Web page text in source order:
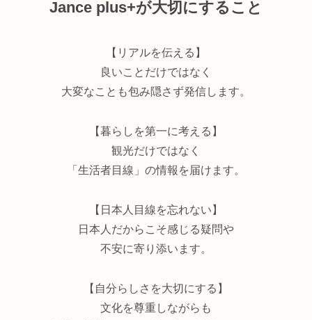
Jance plus+が大切にすること
【リアルを伝える】
良いことだけではなく
大変なことも包み隠さず発信します。
【暮らしを第一に考える】
観光だけではなく
「生活者目線」の情報を届けます。
【日本人目線を忘れない】
日本人だからこそ感じる疑問や
不安に寄り添います。
【自分らしさを大切にする】
文化を尊重しながらも